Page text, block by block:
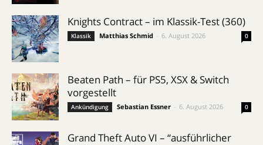
Knights Contract – im Klassik-Test (360)
Klassik Matthias Schmid 6. August 2026 0
Beaten Path – für PS5, XSX & Switch
vorgestellt
Ankündigung Sebastian Essner 6. August 2026 0
Grand Theft Auto VI – “ausführlicher